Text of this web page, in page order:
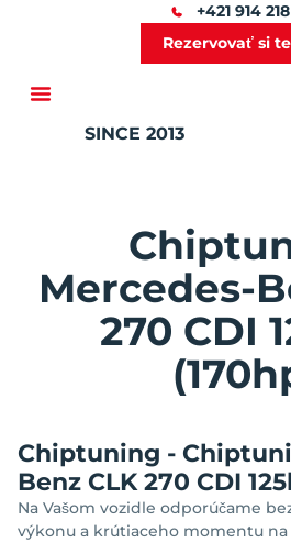
+421 914
Rezervovať si
SINCE 2013
Mercedes-
270 CDI
Chiptuning -
Benz CLK 270 CDI
Na Vašom vozidle odporúčame
výkonu a krútiaceho momentu na